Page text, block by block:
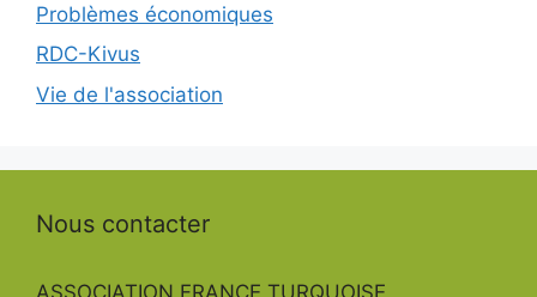
Problèmes économiques
RDC-Kivus
Vie de l'association
Nous contacter
ASSOCIATION FRANCE TURQUOISE